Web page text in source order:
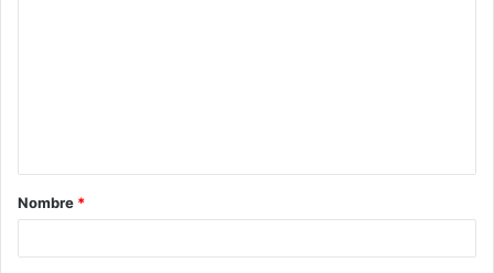
a
r
Nombre *